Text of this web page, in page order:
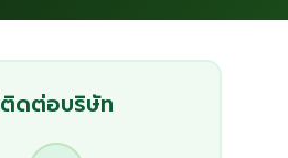
ติดต่อบริษัท